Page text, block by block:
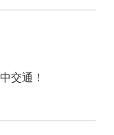
交通！